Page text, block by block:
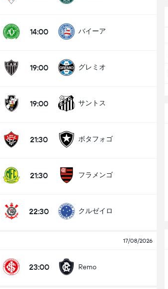
14:00 バイーア
19:00 グレミオ
19:00 サントス
21:30 ボタフォゴ
21:30 フラメンゴ
22:30 クルゼイロ
17/08/2026
23:00 Remo